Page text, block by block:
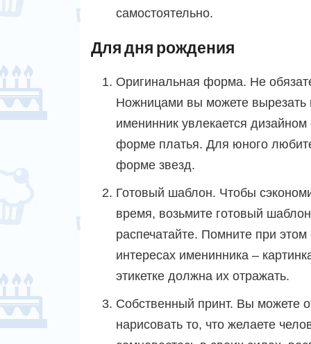
самостоятельно.
Для дня рождения
Оригинальная форма. Не
Ножницами вы можете вырезать
именинник увлекается
форме платья. Для юного
форме звезд.
Готовый шаблон. Чтобы
время, возьмите готовый
распечатайте. Помните при этом
интересах именинника –
этикетке должна их отражать.
Собственный принт. Вы можете
нарисовать то, что желаете